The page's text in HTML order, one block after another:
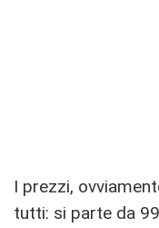
I prezzi,
tutti: si parte da